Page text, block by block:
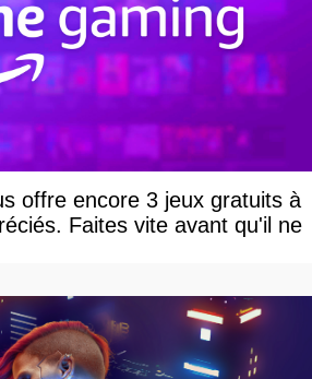
offre encore 3 jeux gratuits à
Faites vite avant qu'il ne